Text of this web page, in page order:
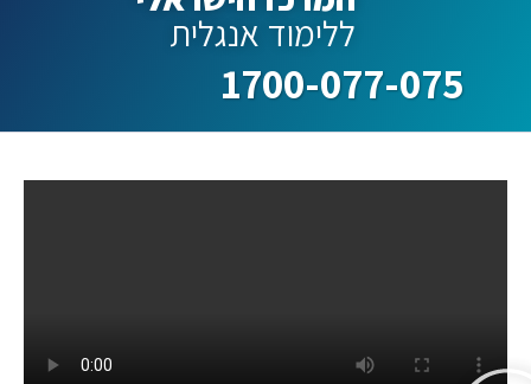
ללימוד אנגלית
1700-077-075